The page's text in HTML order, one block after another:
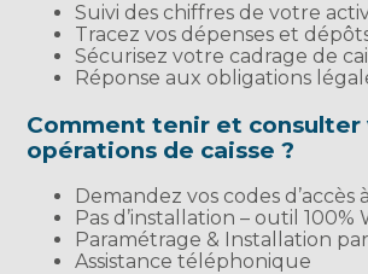
Suivi des chiffres de votre
Tracez vos dépenses et
Sécurisez votre cadrage de
Réponse aux obligations
Comment tenir et consulter
opérations de caisse ?
Demandez vos codes
Pas d’installation – outil 100%
Paramétrage & Installation
Assistance téléphonique